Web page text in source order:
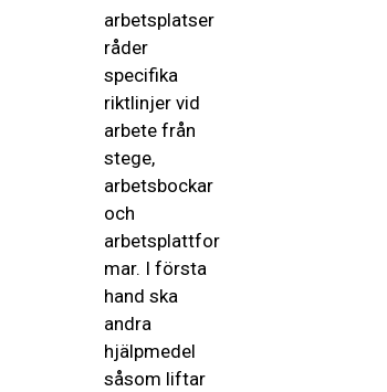
arbetsplatser
råder
specifika
riktlinjer vid
arbete från
stege,
arbetsbockar
och
arbetsplattfor
mar. I första
hand ska
andra
hjälpmedel
såsom liftar